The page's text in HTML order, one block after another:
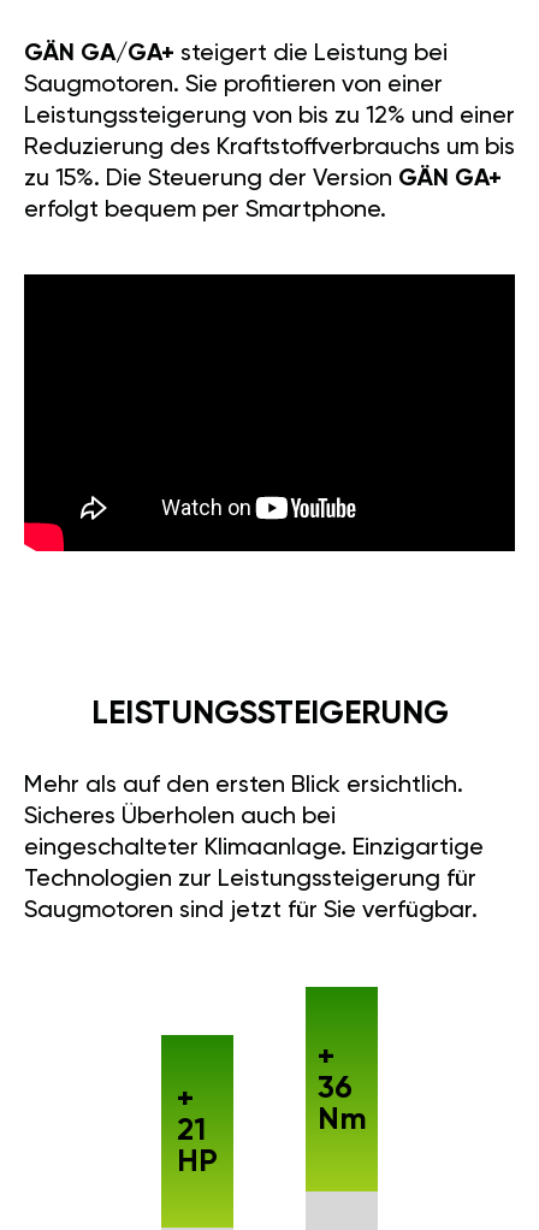
GÄN GA/GA+ steigert die Leistung bei
Saugmotoren. Sie profitieren von einer
Leistungssteigerung von bis zu 12% und einer
Reduzierung des Kraftstoffverbrauchs um bis
zu 15%. Die Steuerung der Version GÄN GA+
erfolgt bequem per Smartphone.
LEISTUNGSSTEIGERUNG
Mehr als auf den ersten Blick ersichtlich.
Sicheres Überholen auch bei
eingeschalteter Klimaanlage. Einzigartige
Technologien zur Leistungssteigerung für
Saugmotoren sind jetzt für Sie verfügbar.
+
21
HP
+
36
Nm